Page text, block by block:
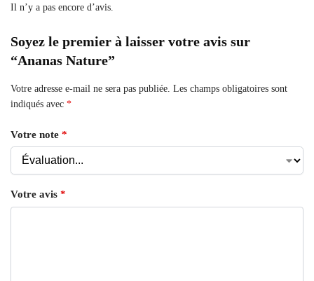
Il n’y a pas encore d’avis.
Soyez le premier à laisser votre avis sur
“Ananas Nature”
Votre adresse e-mail ne sera pas publiée. Les champs obligatoires sont
indiqués avec *
Votre note *
Votre avis *